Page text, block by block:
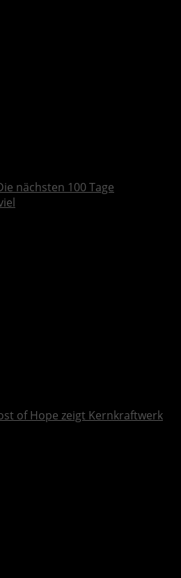
nächsten 100 Tage
of Hope zeigt Kernkraftwerk